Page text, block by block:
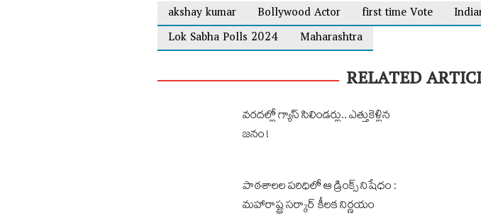
akshay kumar
Bollywood Actor first time Vote
Lok Sabha Polls 2024
Maharashtra
RELATED
వరదల్లో గ్యాస్ సిలిండర్లు.. ఎత్తుకెళ్లిన
జనం !
పాఠశాలల పరిధిలో ఆ డ్రింక్స్ నిషేధం :
మహారాష్ట్ర సర్కార్ కీలక నిర్ణయం